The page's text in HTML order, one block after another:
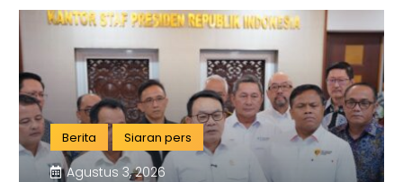
Berita Siaran pers
Agustus 3, 2026